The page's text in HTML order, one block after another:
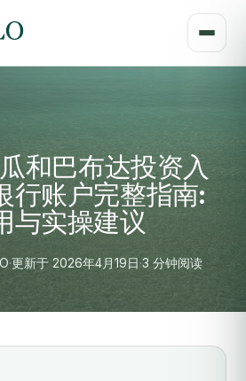
和巴布达投资入
行账户完整指南:
与实操建议
·更新于 2026年4月19日·3 分钟阅读